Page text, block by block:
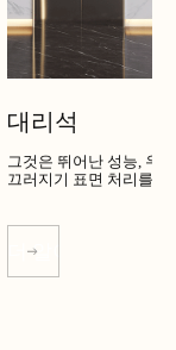
대리석
그것은 뛰어난 성능, 우
끄러지기 표면 처리를
더 알아보기